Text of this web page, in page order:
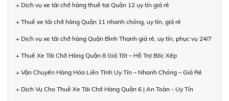
+ Dịch vụ xe tải chở hàng thuê tại Quận 12 uy tín giá rẻ
+ Thuê xe tải chở hàng Quận 11 nhanh chóng, uy tín, giá rẻ
+ Dịch vụ xe tải chở hàng Quận Bình Thạnh giá rẻ, uy tín, phục vụ 24/7
+ Thuê Xe Tải Chở Hàng Quận 8 Giá Tốt – Hỗ Trợ Bốc Xếp
+ Vận Chuyển Hàng Hóa Liên Tỉnh Uy Tín – Nhanh Chóng – Giá Rẻ
+ Dịch Vụ Cho Thuê Xe Tải Chở Hàng Quận 6 | An Toàn - Uy Tín